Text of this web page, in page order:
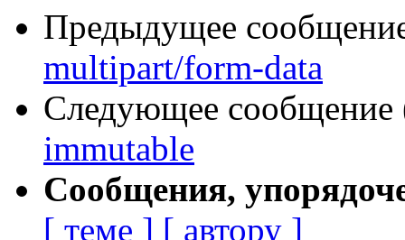
Предыдущее
multipart/form-data
Следующее сообщение
immutable
Сообщения,
[ теме ] [ автору ]